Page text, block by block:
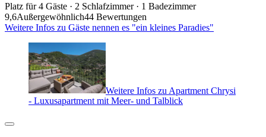
Platz für 4 Gäste · 2 Schlafzimmer · 1 Badezimmer
9,6Außergewöhnlich44 Bewertungen
Weitere Infos zu Gäste nennen es "ein kleines Paradies"
Weitere Infos zu Apartment Chrysi
- Luxusapartment mit Meer- und Talblick